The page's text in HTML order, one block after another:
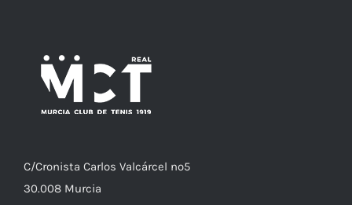
C/Cronista Carlos Valcárcel nº5
30.008 Murcia